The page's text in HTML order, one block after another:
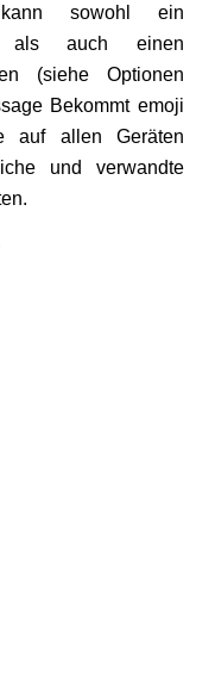
sowohl ein
als auch einen
(siehe Optionen
Bekommt emoji
auf allen Geräten
und verwandte